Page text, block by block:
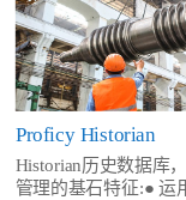
Proficy Historian
Historian历史数据库
管理的基石特征:● 运